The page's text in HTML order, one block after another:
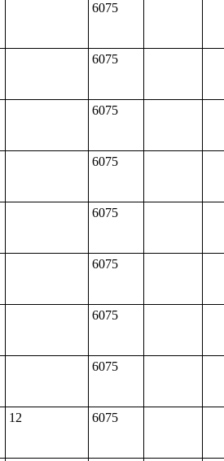
6075
6075
6075
6075
6075
6075
6075
6075
12 6075